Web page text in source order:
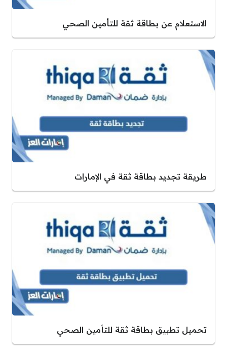
الاستعلام عن بطاقة ثقة للتأمين الصحي
طريقة تجديد بطاقة ثقة في الإمارات
تحميل تطبيق بطاقة ثقة للتأمين الصحي